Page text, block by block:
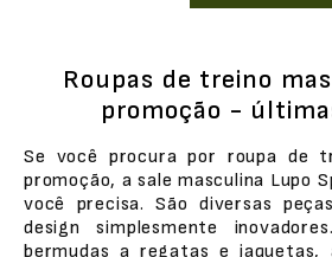
Roupas de treino
promoção -
Se você procura por roupa de
promoção, a sale masculina Lupo
você precisa. São diversas
design simplesmente
bermudas a regatas e jaquetas,